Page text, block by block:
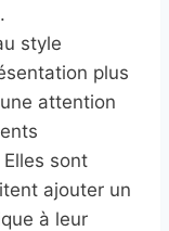
style
plus
attention
sont
ajouter un
à leur